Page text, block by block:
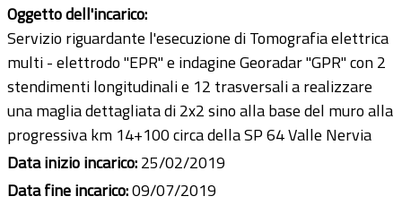
Oggetto dell'incarico:
Servizio riguardante l'esecuzione di Tomografia elettrica
multi - elettrodo "EPR" e indagine Georadar "GPR" con 2
stendimenti longitudinali e 12 trasversali a realizzare
una maglia dettagliata di 2x2 sino alla base del muro alla
progressiva km 14+100 circa della SP 64 Valle Nervia
Data inizio incarico:25/02/2019
Data fine incarico:09/07/2019